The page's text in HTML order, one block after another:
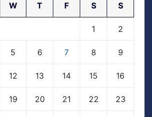
W T F S S
1 2
5 6 7 8 9
12 13 14 15 16
19 20 21 22 23